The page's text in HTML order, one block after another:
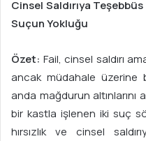
Cinsel Saldırıya
Suçun Yokluğu
Özet: Fail, cinsel saldırı
ancak müdahale üzerine
anda mağdurun altınlarını
bir kastla işlenen iki suç
hırsızlık ve cinsel